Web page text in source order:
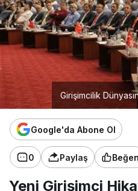
Girişimcilik
Google'da Abone Ol
0 Paylaş Beğen
Yeni Girişimci